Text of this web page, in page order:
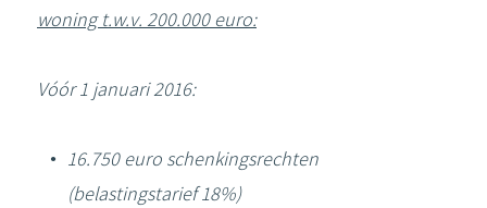
woning t.w.v. 200.000 euro:
Vóór 1 januari 2016:
16.750 euro schenkingsrechten
(belastingstarief 18%)